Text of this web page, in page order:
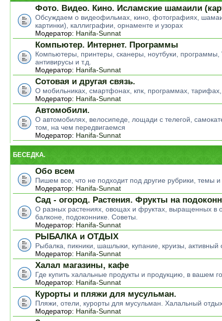
Фото. Видео. Кино. Исламские шамаили
Обсуждаем о видеофильмах, кино, фотографиях,
картинки), каллиграфии, орнаменте и узорах
Модератор: Hanifa-Sunnat
Компьютер. Интернет. Программы
Компьютеры, принтеры, сканеры, ноутбуки, программы,
антивирусы и т.д.
Модератор: Hanifa-Sunnat
Сотовая и другая связь.
О мобильниках, смартфонах, кпк, программах, тарифах,
Модератор: Hanifa-Sunnat
Автомобили.
О автомобилях, велосипеде, лощади с телегой,
том, на чем передвигаемся
Модератор: Hanifa-Sunnat
БЕСЕДКА.
Обо всем
Пишем все, что не подходит под другие рубрики, темы
Модератор: Hanifa-Sunnat
Сад - огород. Растения. Фрукты на
О разных растениях, овощах и фруктах, выращенных в
балконе, подоконнике. Советы.
Модератор: Hanifa-Sunnat
РЫБАЛКА и ОТДЫХ
Рыбалка, пикники, шашлыки, купание, круизы, активный
Модератор: Hanifa-Sunnat
Халал магазины, кафе
Где купить халальные продукты и продукцию, в вашем
Модератор: Hanifa-Sunnat
Курорты и пляжи для мусульман.
Пляжи, отели, курорты для мусульман. Халальный
Модератор: Hanifa-Sunnat